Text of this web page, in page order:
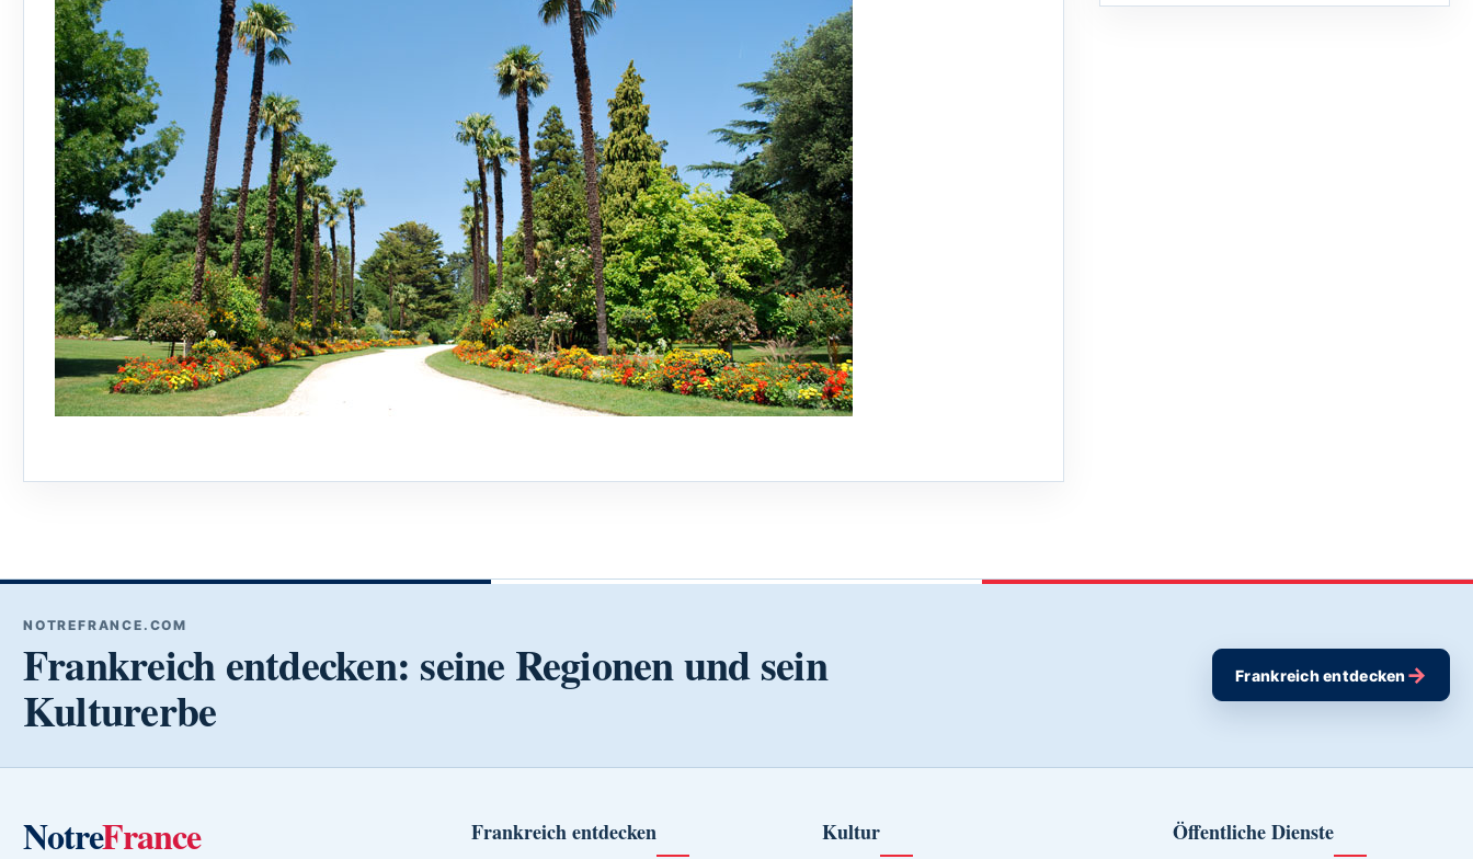
NOTREFRANCE.COM
Frankreich entdecken: seine Regionen und sein
Kulturerbe
Frankreich entdecken→
NotreFrance Frankreich entdecken Kultur Öffentliche Dienste